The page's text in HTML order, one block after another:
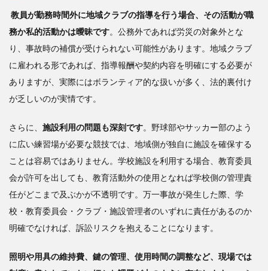
教員が勤務時間外に地域クラブの指導を行う場合、その活動が職
務か私的活動かは曖昧です。公務外であれば労災の対象外とな
り、事故時の補償が受けられない可能性があります。地域クラブ
に雇われる形であれば、指導報酬や契約内容を明確にする必要が
ありますが、実際にはボランティア的な扱いが多く、法的裏付け
が乏しいのが実情です。
さらに、 施設利用の問題も深刻です。野球部やサッカー部のよう
に広い練習場が必要な競技では、地域側が独自に施設を確保する
ことは容易ではありません。学校施設を利用する場合、教育委員
会が許可を出しても、教育活動外の使用となれば学校側の管理責
任がどこまで及ぶかが不透明です。万一事故が発生した際、学
校・教育委員会・クラブ・施設管理者のいずれに責任があるのか
明確でなければ、訴訟リスクを抱えることになります。
照明や用具の維持費、鍵の管理、使用時間の調整など、現場では